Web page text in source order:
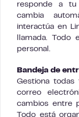
responde a tu
cambia
interactúa en
llamada. Todo
personal.
Bandeja de
Gestiona
correo
cambios entre
Todo está